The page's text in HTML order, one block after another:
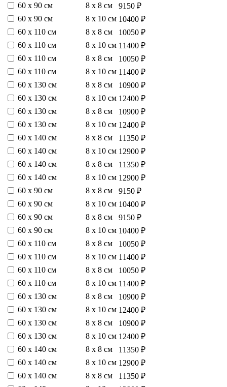
60 х 90 см
8 х 8 см
9150 ₽
60 х 90 см
8 х 10 см 10400 ₽
60 х 110 см
8 х 8 см
10050 ₽
60 х 110 см
8 х 10 см 11400 ₽
60 х 110 см
8 х 8 см
10050 ₽
60 х 110 см
8 х 10 см 11400 ₽
60 х 130 см
8 х 8 см
10900 ₽
60 х 130 см
8 х 10 см 12400 ₽
60 х 130 см
8 х 8 см
10900 ₽
60 х 130 см
8 х 10 см 12400 ₽
60 х 140 см
8 х 8 см
11350 ₽
60 х 140 см
8 х 10 см 12900 ₽
60 х 140 см
8 х 8 см
11350 ₽
60 х 140 см
8 х 10 см 12900 ₽
60 х 90 см
8 х 8 см
9150 ₽
60 х 90 см
8 х 10 см 10400 ₽
60 х 90 см
8 х 8 см
9150 ₽
60 х 90 см
8 х 10 см 10400 ₽
60 х 110 см
8 х 8 см
10050 ₽
60 х 110 см
8 х 10 см 11400 ₽
60 х 110 см
8 х 8 см
10050 ₽
60 х 110 см
8 х 10 см 11400 ₽
60 х 130 см
8 х 8 см
10900 ₽
60 х 130 см
8 х 10 см 12400 ₽
60 х 130 см
8 х 8 см
10900 ₽
60 х 130 см
8 х 10 см 12400 ₽
60 х 140 см
8 х 8 см
11350 ₽
60 х 140 см
8 х 10 см 12900 ₽
60 х 140 см
8 х 8 см
11350 ₽